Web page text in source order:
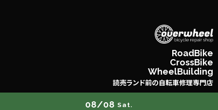
RoadBike
CrossBike
WheelBuilding
読売ランド前の自転車修理専門店
08/08 Sat.